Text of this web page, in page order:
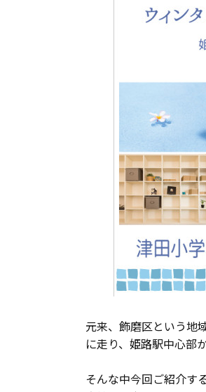
長期優良住宅
ZEH
ラインナップ
元来、飾磨区という地
に走り、姫路駅中心部
そんな中今回ご紹介す